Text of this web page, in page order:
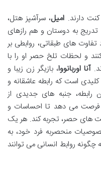
دارند. امیل، سرآشپز هتل،
به دوستان و هم رازهای
های طبقاتی، روابطی بر
و لحظات تلخ حصر او را با
آنا اوربانووا، بازیگر زن زیبا و
است که رابطه عاشقانه و
رابطه، جنبه های جدیدی از
می دهد تا احساسات و
های حصر، تجربه کند. هر یک
منحصربه فرد خود، به
روابط انسانی می توانند